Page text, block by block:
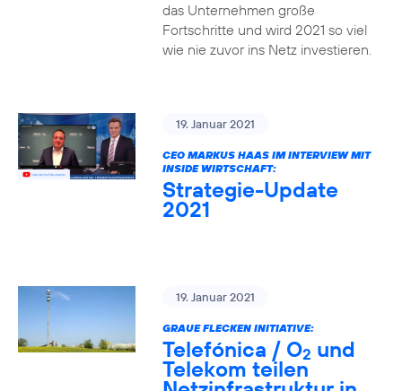
das Unternehmen große
Fortschritte und wird 2021 so viel
wie nie zuvor ins Netz investieren.
19. Januar 2021
CEO MARKUS HAAS IM INTERVIEW MIT
INSIDE WIRTSCHAFT:
Strategie-Update
2021
19. Januar 2021
GRAUE FLECKEN INITIATIVE:
Telefónica / O2 und
Telekom teilen